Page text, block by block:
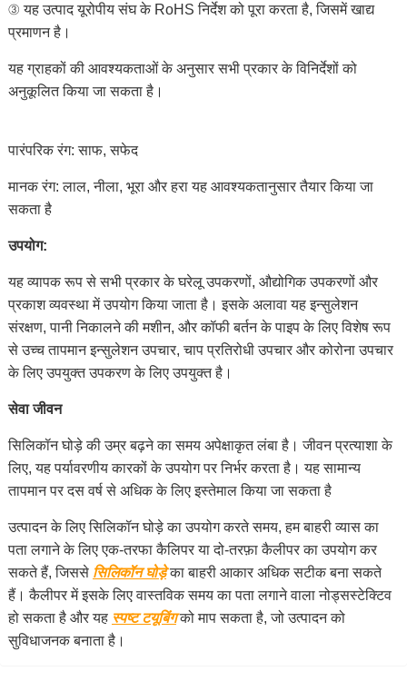
③ यह उत्पाद यूरोपीय संघ के RoHS निर्देश को पूरा करता है, जिसमें खाद्य
प्रमाणन है।
यह ग्राहकों की आवश्यकताओं के अनुसार सभी प्रकार के विनिर्देशों को
अनुकूलित किया जा सकता है।
पारंपरिक रंग: साफ, सफेद
मानक रंग: लाल, नीला, भूरा और हरा यह आवश्यकतानुसार तैयार किया जा
सकता है
उपयोग:
यह व्यापक रूप से सभी प्रकार के घरेलू उपकरणों, औद्योगिक उपकरणों और
प्रकाश व्यवस्था में उपयोग किया जाता है। इसके अलावा यह इन्सुलेशन
संरक्षण, पानी निकालने की मशीन, और कॉफी बर्तन के पाइप के लिए विशेष रूप
से उच्च तापमान इन्सुलेशन उपचार, चाप प्रतिरोधी उपचार और कोरोना उपचार
के लिए उपयुक्त उपकरण के लिए उपयुक्त है।
सेवा जीवन
सिलिकॉन घोड़े की उम्र बढ़ने का समय अपेक्षाकृत लंबा है। जीवन प्रत्याशा के
लिए, यह पर्यावरणीय कारकों के उपयोग पर निर्भर करता है। यह सामान्य
तापमान पर दस वर्ष से अधिक के लिए इस्तेमाल किया जा सकता है
उत्पादन के लिए सिलिकॉन घोड़े का उपयोग करते समय, हम बाहरी व्यास का
पता लगाने के लिए एक-तरफा कैलिपर या दो-तरफ़ा कैलीपर का उपयोग कर
सकते हैं, जिससे सिलिकॉन घोड़ेका बाहरी आकार अधिक सटीक बना सकते
हैं। कैलीपर में इसके लिए वास्तविक समय का पता लगाने वाला नोड्सस्टेक्टिव
हो सकता है और यह स्पष्ट टयूबिंगको माप सकता है, जो उत्पादन को
सुविधाजनक बनाता है।